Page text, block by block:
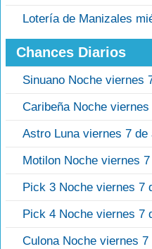
Lotería de Manizales
Chances Diarios
Sinuano Noche viernes
Caribeña Noche
Astro Luna viernes 7 de
Motilon Noche viernes
Pick 3 Noche viernes 7
Pick 4 Noche viernes 7
Culona Noche viernes